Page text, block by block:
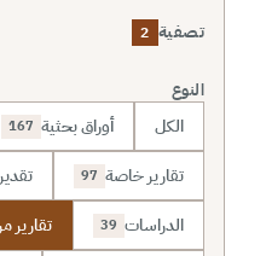
تصفية 2
النوع
الكل أوراق بحثية 167
تقارير خاصة 97
الدراسات 39 تقارير